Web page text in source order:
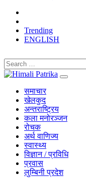
Trending
ENGLISH
समाचार
खेलकुद
अन्तराष्ट्रिय
कला मनोरञ्जन
रोचक
अर्थ वाणिज्य
स्वास्थ्य
विज्ञान / प्रविधि
प्रवास
लुम्बिनी प्रदेश